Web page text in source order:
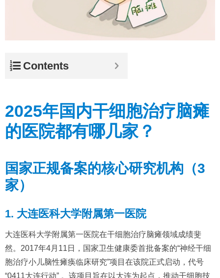
Contents
2025年国内干细胞治疗脑瘫
的医院都有哪几家？
国家正规备案的核心研究机构（3
家）
1. 大连医科大学附属第一医院
大连医科大学附属第一医院在干细胞治疗脑瘫领域成绩斐
然。2017年4月11日，国家卫生健康委首批备案的“神经干细
胞治疗小儿脑性瘫痪临床研究”项目在该院正式启动，代号
“0411大连行动” 。该项目旨在以大连为起点，推动干细胞技